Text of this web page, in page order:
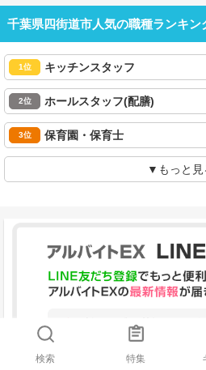
千葉県四街道市人気の職種ランキン
1位 キッチンスタッフ
2位 ホールスタッフ(配膳)
3位 保育園・保育士
▼もっと見
検索 特集